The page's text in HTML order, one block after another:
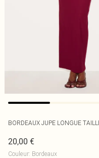
BORDEAUX JUPE LONGUE
20,00 €
Couleur: Bordeaux